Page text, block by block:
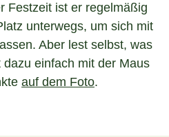
Festzeit ist er regelmäßig
unterwegs, um sich mit
Aber lest selbst, was
einfach mit der Maus
auf dem Foto.